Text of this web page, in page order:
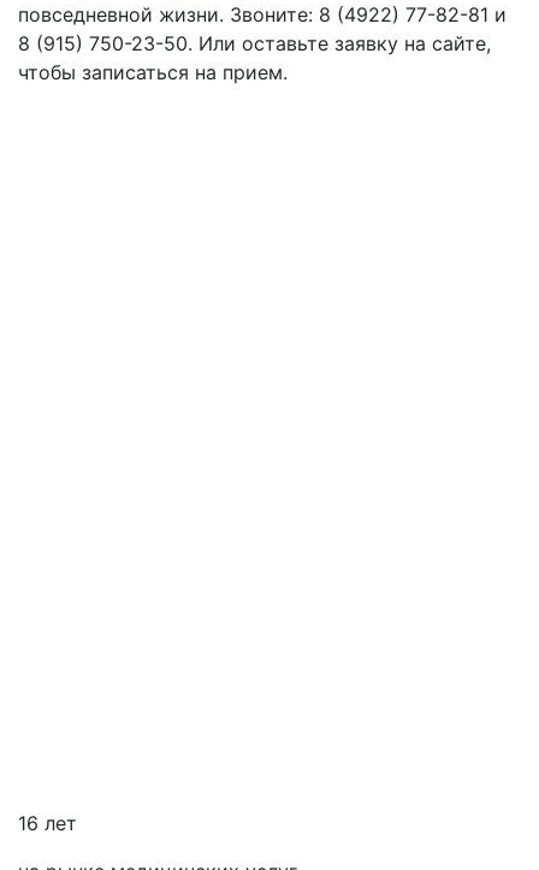
повседневной жизни. Звоните: 8 (4922) 77-82-81 и
8 (915) 750-23-50. Или оставьте заявку на сайте,
чтобы записаться на прием.
16 лет